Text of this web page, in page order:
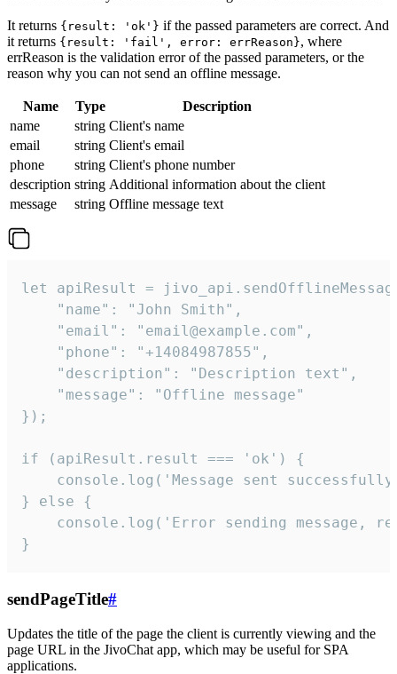
It returns {result: 'ok'} if the passed parameters are correct. And
it returns {result: 'fail', error: errReason}, where
errReason is the validation error of the passed parameters, or the
reason why you can not send an offline message.
Name Type
Description
name
string Client's name
email
string Client's email
phone
string Client's phone number
description string Additional information about the client
message
string Offline message text
let apiResult =
    "name": "John Smith",
    "email": "email@example.com",
    "phone": "+14084987855",
    "description": "Description text",
    "message": "Offline message"
});
if (apiResult.result === 'ok') {
console.log('Message sent
} else {
console.log('Error sending message,
}
sendPageTitle#
Updates the title of the page the client is currently viewing and the
page URL in the JivoChat app, which may be useful for SPA
applications.